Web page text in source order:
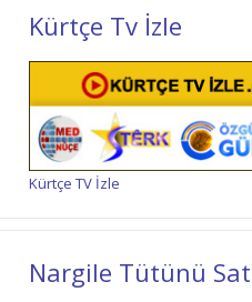
Kürtçe Tv İzle
Kürtçe TV İzle
Nargile Tütünü